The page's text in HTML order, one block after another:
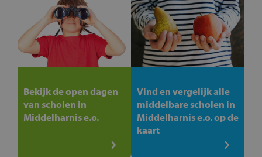
Bekijk de open dagen
van scholen in
Middelharnis e.o.
Vind en vergelijk alle
middelbare scholen in
Middelharnis e.o. op de
kaart